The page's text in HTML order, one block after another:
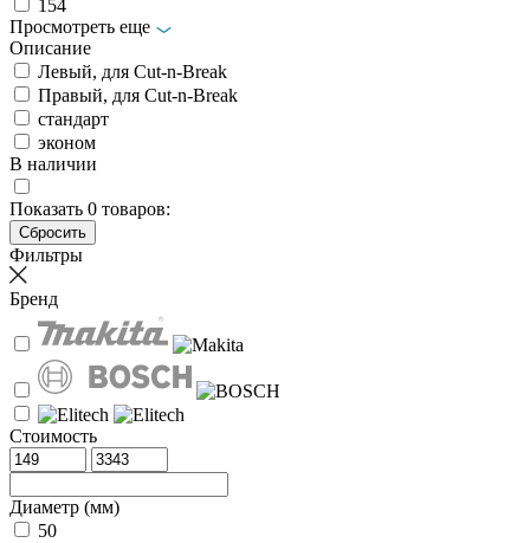
154
Просмотреть еще
Описание
Левый, для Cut-n-Break
Правый, для Cut-n-Break
стандарт
эконом
В наличии
Показать 0 товаров:
Фильтры
Бренд
Стоимость
Диаметр (мм)
50